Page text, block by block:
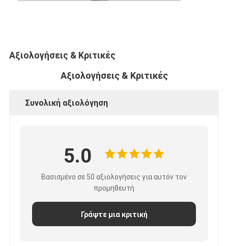
Διαλογικό όργανο ελέγχου οθόνης αφής
Διαλογικό Whiteboard οδηγήσεων
όλοι σε ένα διαλογικό whiteboard
φορητό διαλογικό whiteboard
Διαλογικός πίνακας προβολέων
Αξιολογήσεις & Κριτικές
Αξιολογήσεις & Κριτικές
Συνολική αξιολόγηση
5.0
Βασισμένο σε 50 αξιολογήσεις για αυτόν τον
προμηθευτή
Γράψτε μια κριτική